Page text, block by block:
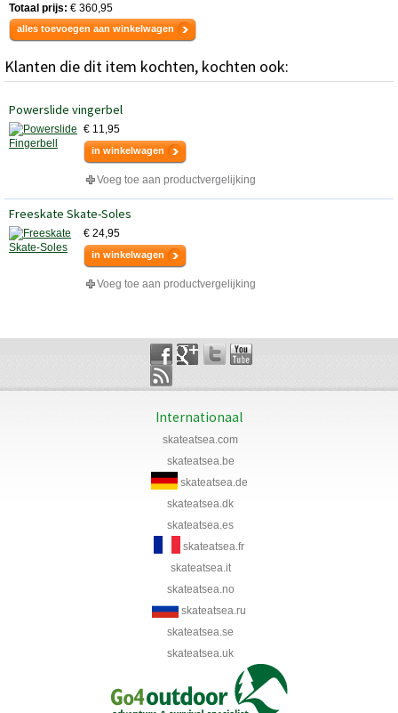
Totaal prijs: € 360,95
alles toevoegen aan winkelwagen
Klanten die dit item kochten, kochten ook:
Powerslide vingerbel
€ 11,95
in winkelwagen
Voeg toe aan productvergelijking
Freeskate Skate-Soles
€ 24,95
in winkelwagen
Voeg toe aan productvergelijking
Internationaal
skateatsea.com
skateatsea.be
skateatsea.de
skateatsea.dk
skateatsea.es
skateatsea.fr
skateatsea.it
skateatsea.no
skateatsea.ru
skateatsea.se
skateatsea.uk